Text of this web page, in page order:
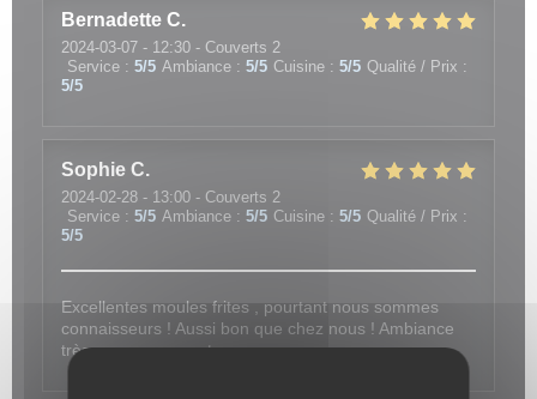
Bernadette C
2024-03-07 - 12:30 - Couverts 2
Service : 5/5 Ambiance : 5/5 Cuisine : 5/5 Qualité / Prix :
5/5
Sophie C
2024-02-28 - 13:00 - Couverts 2
Service : 5/5 Ambiance : 5/5 Cuisine : 5/5 Qualité / Prix :
5/5
Excellentes moules frites , pourtant nous sommes
connaisseurs ! Aussi bon que chez nous ! Ambiance
très sympa, on y retournera.